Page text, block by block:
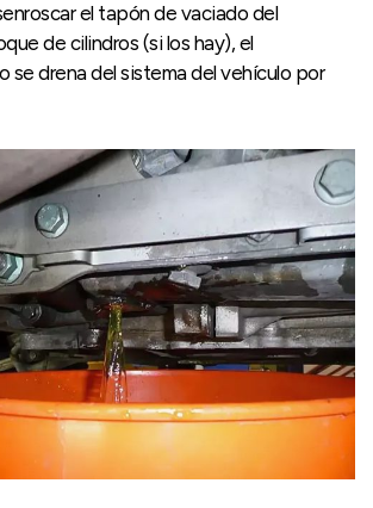
el tapón de vaciado del
de cilindros (si los hay), el
se drena del sistema del vehículo por